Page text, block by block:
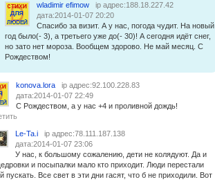
wladimir efimow
ip адрес:188.18.227.42
дата:2014-01-07 20:20
Спасибо за визит. А у нас, погода чудит. На новый
год было(- 3), а третьего уже до(- 30)! А сегодня идёт снег,
но зато нет мороза. Вообщем здорово. Не май месяц. С
Рождеством!
konova.lora
ip адрес:92.100.228.83
дата:2014-01-07 22:49
С Рождеством, а у нас +4 и проливной дождь!
Le-Ta.i
ip адрес:78.111.187.138
дата:2014-01-07 23:06
У нас, к большому сожалению, дети не колядуют. Да и
и посыпалки мало кто приходит. Люди перестали
пускать. Все свет в эти дни гасят, что б не приходили. Вот